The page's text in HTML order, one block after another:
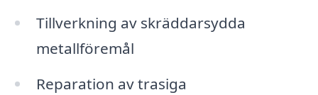
Tillverkning av skräddarsydda
metallföremål
Reparation av trasiga